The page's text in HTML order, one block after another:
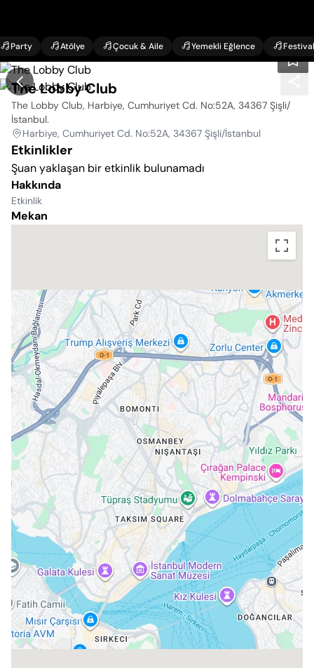
Party Atölye Çocuk & Aile Yemekli Eğlence Festival
The Lobby Club
The Lobby Club, Harbiye, Cumhuriyet Cd. No:52A, 34367 Şişli/
İstanbul.
Harbiye, Cumhuriyet Cd. No:52A, 34367 Şişli/İstanbul
Etkinlikler
Şuan yaklaşan bir etkinlik bulunamadı
Hakkında
Etkinlik
Mekan